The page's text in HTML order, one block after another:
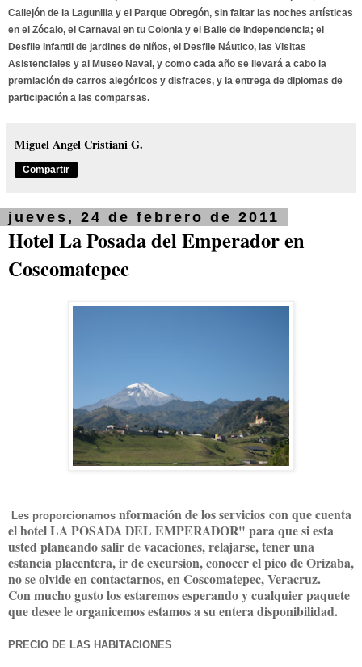
Callejón de la Lagunilla y el Parque Obregón, sin faltar las noches artísticas
en el Zócalo, el Carnaval en tu Colonia y el Baile de Independencia; el
Desfile Infantil de jardines de niños, el Desfile Náutico, las Visitas
Asistenciales y al Museo Naval, y como cada año se llevará a cabo la
premiación de carros alegóricos y disfraces, y la entrega de diplomas de
participación a las comparsas.
Miguel Angel Cristiani G.
Compartir
jueves, 24 de febrero de 2011
Hotel La Posada del Emperador en
Coscomatepec
Les proporcionamos nformación de los servicios con que cuenta
el hotel LA POSADA DEL EMPERADOR" para que si esta
usted planeando salir de vacaciones, relajarse, tener una
estancia placentera, ir de excursion, conocer el pico de Orizaba,
no se olvide en contactarnos, en Coscomatepec, Veracruz.
Con mucho gusto los estaremos esperando y cualquier paquete
que desee le organicemos estamos a su entera disponibilidad.
PRECIO DE LAS HABITACIONES